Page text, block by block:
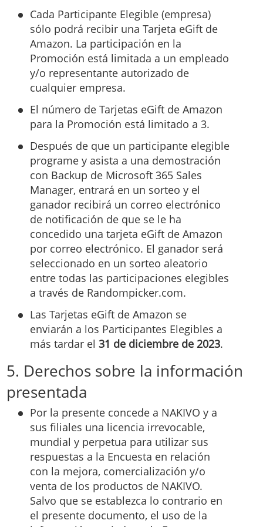
Cada Participante Elegible (empresa)
sólo podrá recibir una Tarjeta eGift de
Amazon. La participación en la
Promoción está limitada a un empleado
y/o representante autorizado de
cualquier empresa.
El número de Tarjetas eGift de Amazon
para la Promoción está limitado a 3.
Después de que un participante elegible
programe y asista a una demostración
con Backup de Microsoft 365 Sales
Manager, entrará en un sorteo y el
ganador recibirá un correo electrónico
de notificación de que se le ha
concedido una tarjeta eGift de Amazon
por correo electrónico. El ganador será
seleccionado en un sorteo aleatorio
entre todas las participaciones elegibles
a través de Randompicker.com.
Las Tarjetas eGift de Amazon se
enviarán a los Participantes Elegibles a
más tardar el31 de diciembre de 2023.
5. Derechos sobre la información
presentada
Por la presente concede a NAKIVO y a
sus filiales una licencia irrevocable,
mundial y perpetua para utilizar sus
respuestas a la Encuesta en relación
con la mejora, comercialización y/o
venta de los productos de NAKIVO.
Salvo que se establezca lo contrario en
el presente documento, el uso de la